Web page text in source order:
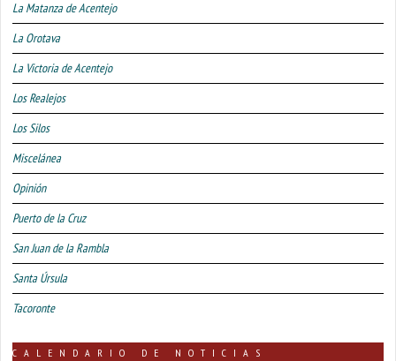
La Matanza de Acentejo
La Orotava
La Victoria de Acentejo
Los Realejos
Los Silos
Miscelánea
Opinión
Puerto de la Cruz
San Juan de la Rambla
Santa Úrsula
Tacoronte
CALENDARIO DE NOTICIAS